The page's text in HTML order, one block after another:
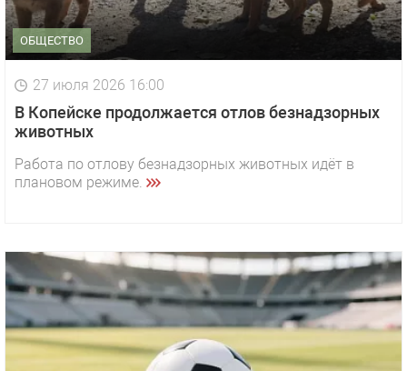
ОБЩЕСТВО
27 июля 2026 16:00
В Копейске продолжается отлов безнадзорных
животных
Работа по отлову безнадзорных животных идёт в
плановом режиме.